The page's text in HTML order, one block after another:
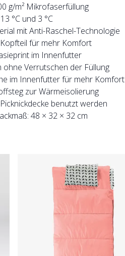
g/m² Mikrofaserfüllung
°C und 3 °C
mit Anti-Raschel-Technologie
für mehr Komfort
im Innenfutter
ohne Verrutschen der Füllung
im Innenfutter für mehr Komfort
zur Wärmeisolierung
benutzt werden
48 × 32 × 32 cm